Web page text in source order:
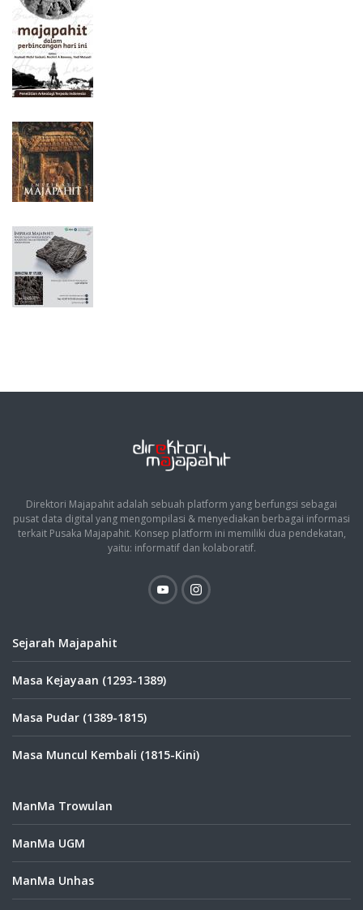
Direktori Majapahit adalah sebuah platform yang berfungsi sebagai
pusat data digital yang mengompilasi & menyediakan berbagai informasi
terkait Pusaka Majapahit. Konsep platform ini memiliki dua pendekatan,
yaitu: informatif dan kolaboratif.
Sejarah Majapahit
Masa Kejayaan (1293-1389)
Masa Pudar (1389-1815)
Masa Muncul Kembali (1815-Kini)
ManMa Trowulan
ManMa UGM
ManMa Unhas